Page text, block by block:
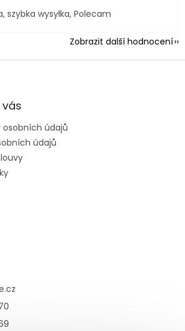
szybka wysyłka, Polecam
Zobrazit další hodnocení
údajů
údajů